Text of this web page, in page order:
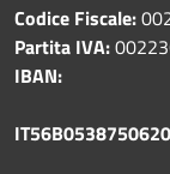
Codice Fiscale:
Partita IVA:
IBAN: